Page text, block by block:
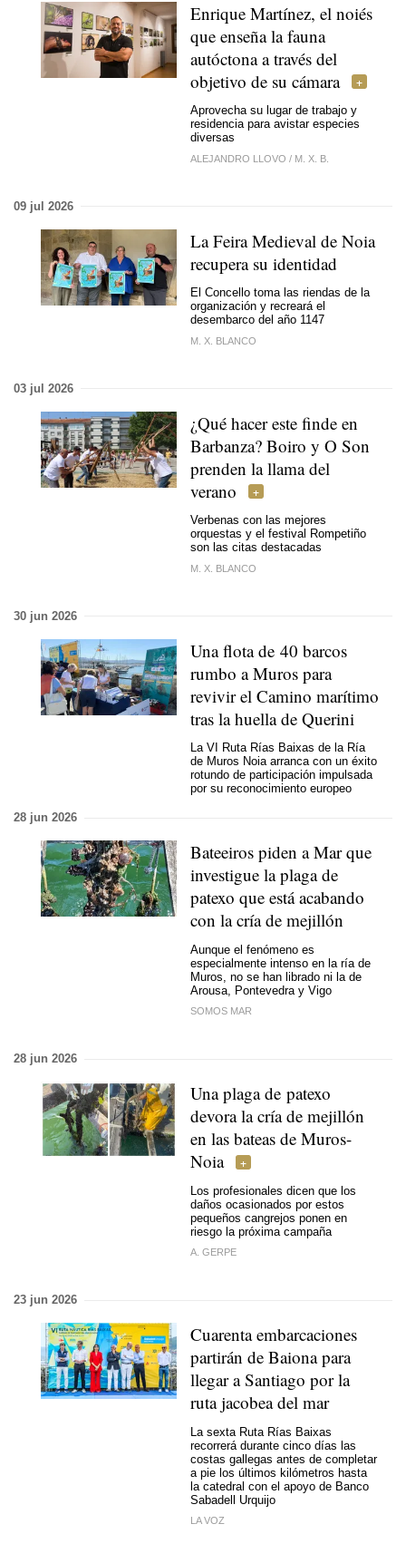
Enrique Martínez, el noiés
que enseña la fauna
autóctona a través del
objetivo de su cámara
Aprovecha su lugar de trabajo y
residencia para avistar especies
diversas
ALEJANDRO LLOVO / M. X. B.
09 jul 2026
La Feira Medieval de Noia
recupera su identidad
El Concello toma las riendas de la
organización y recreará el
desembarco del año 1147
M. X. BLANCO
03 jul 2026
¿Qué hacer este finde en
Barbanza? Boiro y O Son
prenden la llama del
verano
Verbenas con las mejores
orquestas y el festival Rompetiño
son las citas destacadas
M. X. BLANCO
30 jun 2026
Una flota de 40 barcos
rumbo a Muros para
revivir el Camino marítimo
tras la huella de Querini
La VI Ruta Rías Baixas de la Ría
de Muros Noia arranca con un éxito
rotundo de participación impulsada
por su reconocimiento europeo
28 jun 2026
Bateeiros piden a Mar que
investigue la plaga de
patexo que está acabando
con la cría de mejillón
Aunque el fenómeno es
especialmente intenso en la ría de
Muros, no se han librado ni la de
Arousa, Pontevedra y Vigo
SOMOS MAR
28 jun 2026
Una plaga de patexo
devora la cría de mejillón
en las bateas de Muros-
Noia
Los profesionales dicen que los
daños ocasionados por estos
pequeños cangrejos ponen en
riesgo la próxima campaña
A. GERPE
23 jun 2026
Cuarenta embarcaciones
partirán de Baiona para
llegar a Santiago por la
ruta jacobea del mar
La sexta Ruta Rías Baixas
recorrerá durante cinco días las
costas gallegas antes de completar
a pie los últimos kilómetros hasta
la catedral con el apoyo de Banco
Sabadell Urquijo
LA VOZ